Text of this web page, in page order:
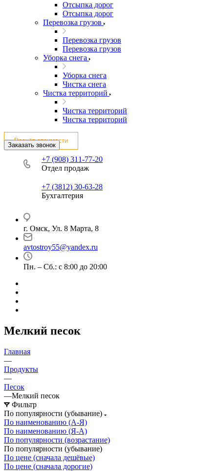
Отсыпка дорог
Отсыпка дорог
Перевозка грузов
Перевозка грузов
Перевозка грузов
Уборка снега
Уборка снега
Чистка снега
Чистка территорий
Чистка территорий
Чистка территорий
Расчёт стоимости
Заказать звонок
+7 (908) 311-77-20
Отдел продаж
+7 (3812) 30-63-28
Бухгалтерия
г. Омск, Ул. 8 Марта, 8
avtostroy55@yandex.ru
Пн. – Сб.: с 8:00 до 20:00
Мелкий песок
Главная
—
Продукты
—
Песок
—Мелкий песок
Фильтр
По популярности (убывание)
По наименованию (А-Я)
По наименованию (Я-А)
По популярности (возрастание)
По популярности (убывание)
По цене (сначала дешёвые)
По цене (сначала дорогие)